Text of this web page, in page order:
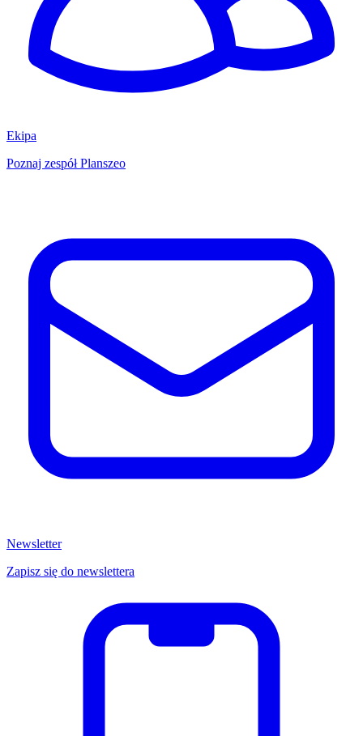
Ekipa
Poznaj zespół Planszeo
Newsletter
Zapisz się do newslettera